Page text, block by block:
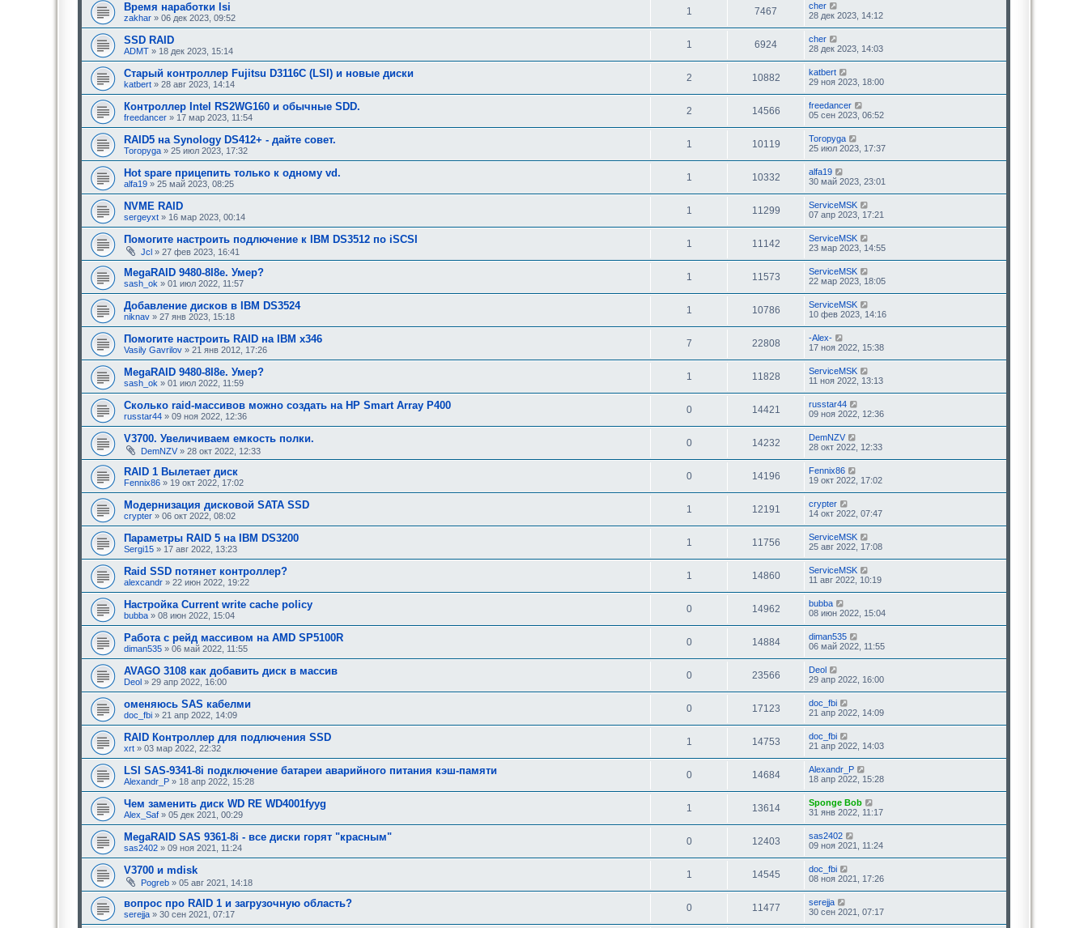
Время наработки lsi
zakhar » 06 дек 2023, 09:52
1 7467
cher
28 дек 2023, 14:12
SSD RAID
ADMT » 18 дек 2023, 15:14
1 6924
cher
28 дек 2023, 14:03
Старый контроллер Fujitsu D3116C (LSI) и новые диски
katbert » 28 авг 2023, 14:14
2 10882
katbert
29 ноя 2023, 18:00
Контроллер Intel RS2WG160 и обычные SDD.
freedancer » 17 мар 2023, 11:54
2 14566
freedancer
05 сен 2023, 06:52
RAID5 на Synology DS412+ - дайте совет.
Toropyga » 25 июл 2023, 17:32
1 10119
Toropyga
25 июл 2023, 17:37
Hot spare прицепить только к одному vd.
alfa19 » 25 май 2023, 08:25
1 10332
alfa19
30 май 2023, 23:01
NVME RAID
sergeyxt » 16 мар 2023, 00:14
1 11299
ServiceMSK
07 апр 2023, 17:21
Помогите настроить подлючение к IBM DS3512 по iSCSI
Jcl » 27 фев 2023, 16:41
1 11142
ServiceMSK
23 мар 2023, 14:55
MegaRAID 9480-8I8e. Умер?
sash_ok » 01 июл 2022, 11:57
1 11573
ServiceMSK
22 мар 2023, 18:05
Добавление дисков в IBM DS3524
niknav » 27 янв 2023, 15:18
1 10786
ServiceMSK
10 фев 2023, 14:16
Помогите настроить RAID на IBM x346
Vasily Gavrilov » 21 янв 2012, 17:26
7 22808
-Alex-
17 ноя 2022, 15:38
MegaRAID 9480-8I8e. Умер?
sash_ok » 01 июл 2022, 11:59
1 11828
ServiceMSK
11 ноя 2022, 13:13
Сколько raid-массивов можно создать на HP Smart Array P400
russtar44 » 09 ноя 2022, 12:36
0 14421
russtar44
09 ноя 2022, 12:36
V3700. Увеличиваем емкость полки.
DemNZV» 28 окт 2022, 12:33
0 14232
DemNZV
28 окт 2022, 12:33
RAID 1 Вылетает диск
Fennix86 » 19 окт 2022, 17:02
0 14196
Fennix86
19 окт 2022, 17:02
Модернизация дисковой SATA SSD
crypter » 06 окт 2022, 08:02
1 12191
crypter
14 окт 2022, 07:47
Параметры RAID 5 на IBM DS3200
Sergi15 » 17 авг 2022, 13:23
1 11756
ServiceMSK
25 авг 2022, 17:08
Raid SSD потянет контроллер?
alexcandr » 22 июн 2022, 19:22
1 14860
ServiceMSK
11 авг 2022, 10:19
Настройка Current write cache policy
bubba » 08 июн 2022, 15:04
0 14962
bubba
08 июн 2022, 15:04
Работа с рейд массивом на AMD SP5100R
diman535 » 06 май 2022, 11:55
0 14884
diman535
06 май 2022, 11:55
AVAGO 3108 как добавить диск в массив
Deol » 29 апр 2022, 16:00
0 23566
Deol
29 апр 2022, 16:00
оменяюсь SAS кабелми
doc_fbi » 21 апр 2022, 14:09
0 17123
doc_fbi
21 апр 2022, 14:09
RAID Контроллер для подлючения SSD
xrt » 03 мар 2022, 22:32
1 14753
doc_fbi
21 апр 2022, 14:03
LSI SAS-9341-8i подключение батареи аварийного питания кэш-памяти
Alexandr_P » 18 апр 2022, 15:28
0 14684
Alexandr_P
18 апр 2022, 15:28
Чем заменить диск WD RE WD4001fyyg
Alex_Saf » 05 дек 2021, 00:29
1 13614
Sponge Bob
31 янв 2022, 11:17
MegaRAID SAS 9361-8i - все диски горят "красным"
sas2402 » 09 ноя 2021, 11:24
0 12403
sas2402
09 ноя 2021, 11:24
V3700 и mdisk
Pogreb » 05 авг 2021, 14:18
1 14545
doc_fbi
08 ноя 2021, 17:26
вопрос про RAID 1 и загрузочную область?
serejja » 30 сен 2021, 07:17
0 11477
serejja
30 сен 2021, 07:17